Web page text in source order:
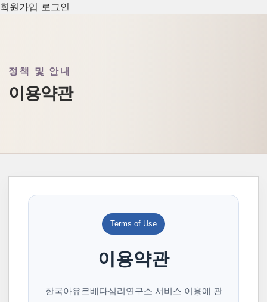
회원가입 로그인
정책 및 안내
이용약관
Terms of Use
이용약관
한국아유르베다심리연구소 서비스 이용에 관